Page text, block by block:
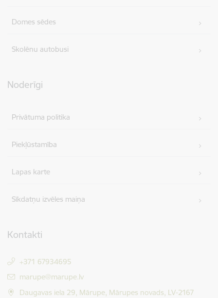
Domes sēdes
Skolēnu autobusi
Noderīgi
Privātuma politika
Piekļūstamība
Lapas karte
Sīkdatņu izvēles maiņa
Kontakti
+371 67934695
E-pasts:
marupe@marupe.lv
Daugavas iela 29, Mārupe, Mārupes novads, LV-2167